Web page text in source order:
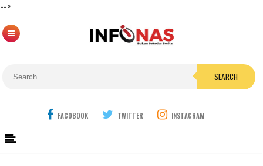
-->
SEARCH
FACOBOOK TWITTER INSTAGRAM